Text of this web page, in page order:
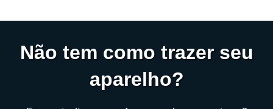
Não tem como trazer seu
aparelho?